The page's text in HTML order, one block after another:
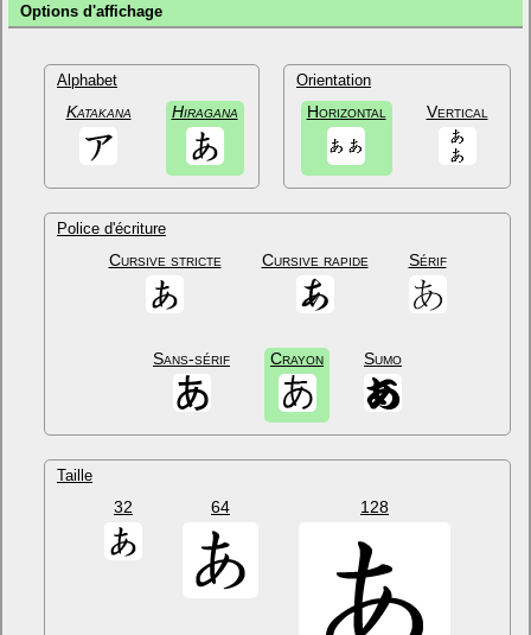
Options d'affichage
Alphabet
Katakana Hiragana
Orientation
Horizontal Vertical
Police d'écriture
Cursive stricte Cursive rapide Sérif
Sans-sérif Crayon Sumo
Taille
32 64 128